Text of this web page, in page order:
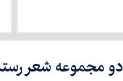
دو مجموعه شعر